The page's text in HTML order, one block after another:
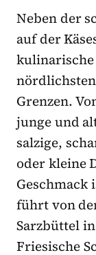
Neben der
auf der
kulinarische
Grenzen.
junge und
salzige,
oder kleine
Geschmack
führt von
Sarzbüttel
Friesische